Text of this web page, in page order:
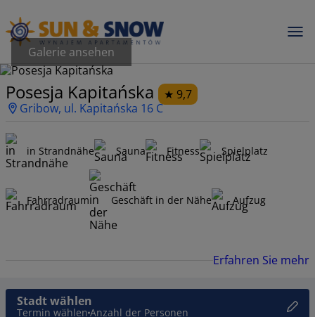
Galerie ansehen
Posesja Kapitańska
9,7
Gribow, ul. Kapitańska 16 C
in Strandnähe Sauna Fitness Spielplatz
Fahrradraum Geschäft in der Nähe Aufzug
Erfahren Sie mehr
Stadt wählen
Termin wählen Anzahl der Personen